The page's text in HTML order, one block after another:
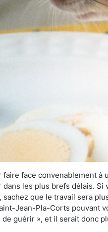
faire face convenablement
dans les plus brefs délais.
sachez que le travail sera
Jean-Pla-Corts pouvant
guérir », et il serait donc